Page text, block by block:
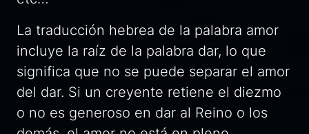
La traducción hebrea de la palabra amor
incluye la raíz de la palabra dar, lo que
significa que no se puede separar el amor
del dar. Si un creyente retiene el diezmo
o no es generoso en dar al Reino o los